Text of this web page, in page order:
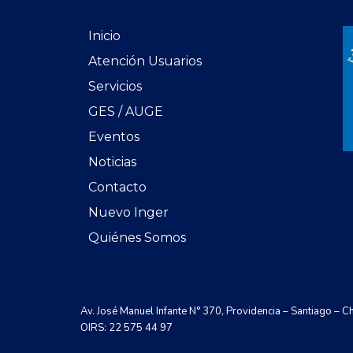
Inicio
Atención Usuarios
Servicios
GES / AUGE
Eventos
Noticias
Contacto
Nuevo Inger
Quiénes Somos
Av. José Manuel Infante N° 370, Providencia – Santiago –
OIRS: 22 575 44 97